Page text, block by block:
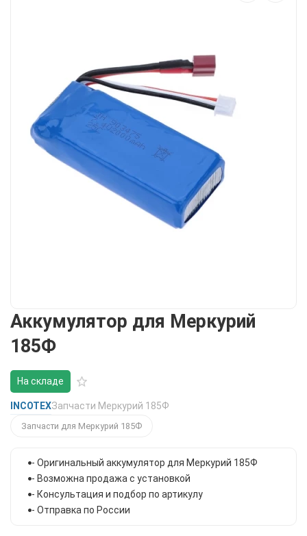
Аккумулятор для Меркурий
185Ф
На складе
INCOTEXЗапчасти Меркурий 185Ф
Запчасти для Меркурий 185Ф
- Оригинальный аккумулятор для Меркурий 185Ф
- Возможна продажа с установкой
- Консультация и подбор по артикулу
- Отправка по России